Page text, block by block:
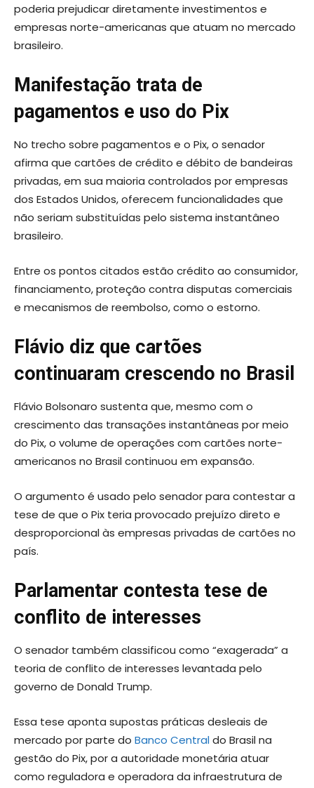
poderia prejudicar diretamente investimentos e
empresas norte-americanas que atuam no mercado
brasileiro.
Manifestação trata de
pagamentos e uso do Pix
No trecho sobre pagamentos e o Pix, o senador
afirma que cartões de crédito e débito de bandeiras
privadas, em sua maioria controlados por empresas
dos Estados Unidos, oferecem funcionalidades que
não seriam substituídas pelo sistema instantâneo
brasileiro.
Entre os pontos citados estão crédito ao consumidor,
financiamento, proteção contra disputas comerciais
e mecanismos de reembolso, como o estorno.
Flávio diz que cartões
continuaram crescendo no Brasil
Flávio Bolsonaro sustenta que, mesmo com o
crescimento das transações instantâneas por meio
do Pix, o volume de operações com cartões norte-
americanos no Brasil continuou em expansão.
O argumento é usado pelo senador para contestar a
tese de que o Pix teria provocado prejuízo direto e
desproporcional às empresas privadas de cartões no
país.
Parlamentar contesta tese de
conflito de interesses
O senador também classificou como “exagerada” a
teoria de conflito de interesses levantada pelo
governo de Donald Trump.
Essa tese aponta supostas práticas desleais de
mercado por parte do Banco Centraldo Brasil na
gestão do Pix, por a autoridade monetária atuar
como reguladora e operadora da infraestrutura de